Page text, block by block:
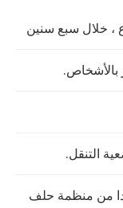
، خلال سبع سنين
بالأشخاص.
التنقل.
من منظمة حلف